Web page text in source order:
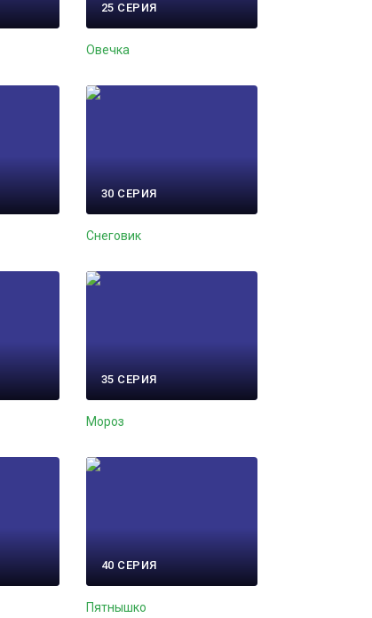
25 СЕРИЯ
Овечка
30 СЕРИЯ
Снеговик
35 СЕРИЯ
Мороз
40 СЕРИЯ
Пятнышко